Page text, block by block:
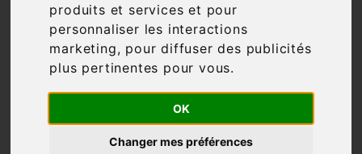
produits et services et pour
personnaliser les interactions
marketing, pour diffuser des publicités
plus pertinentes pour vous.
OK
Changer mes préférences
Pertinence